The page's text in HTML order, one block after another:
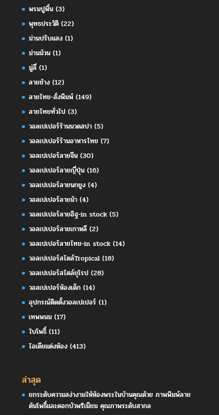
พรมปูพื้น(3)
พุทธประวัติ(22)
ม่านปรับแสง(1)
ม่านม้วน(1)
มู่ลี่(1)
ลายช้าง(12)
ลายไทย-สั่งพิมพ์(149)
ลายไทยทั่วไป(3)
วอลเปเปอร์ร้านนวดสปา(5)
วอลเปเปอร์ร้านอาหารไทย (7)
วอลเปเปอร์ลายจีน(30)
วอลเปเปอร์ลายญี่ปุ่น(16)
วอลเปเปอร์ลายนกยูง(4)
วอลเปเปอร์ลายม้า(4)
วอลเปเปอร์ลายอิฐ-in stock(5)
วอลเปเปอร์ลายเกาหลี(2)
วอลเปเปอร์ลายไทย-in stock(14)
วอลเปเปอร์สไตล์Tropical(18)
วอลเปเปอร์สไตล์ยุโรป(28)
วอลเปเปอร์ห้องเด็ก(14)
อุปกรณ์ติดตั้งวอลเปเปอร์ (1)
เทพพนม(17)
ใบโพธิ์(11)
ไอเดียแต่งห้อง(413)
ล่าสุด
ยกระดับความสง่างามให้ห้องพระในบ้านคุณด้วย ภาพพิมพ์ลาย
ต้นโพธิ์และดอกบัวพรีเมียม คุณภาพระดับสากล